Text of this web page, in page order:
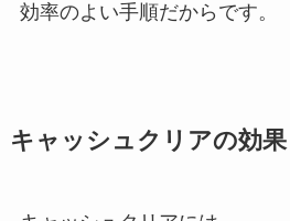
効率のよい手順だからです。
キャッシュクリアの効